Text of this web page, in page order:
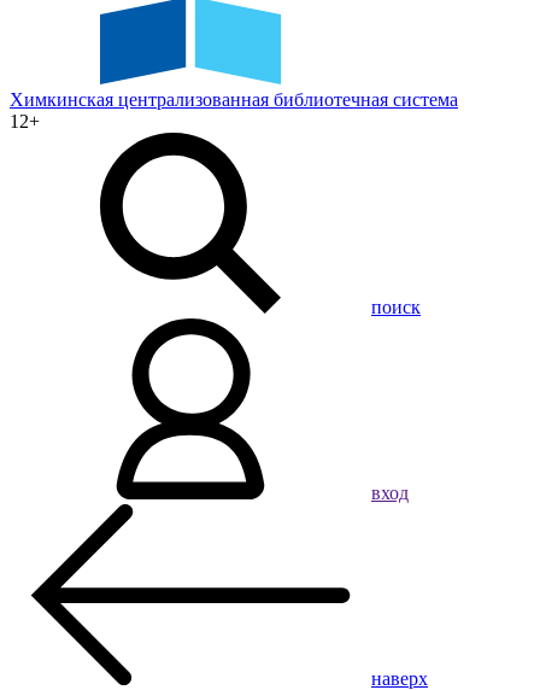
Химкинская централизованная библиотечная система
12+
поиск
вход
наверх